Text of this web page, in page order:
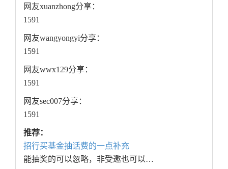
网友xuanzhong分享：
1591
网友wangyongyi分享：
1591
网友wwx129分享：
1591
网友sec007分享：
1591
推荐：
招行买基金抽话费的一点补充
能抽奖的可以忽略，非受邀也可以…